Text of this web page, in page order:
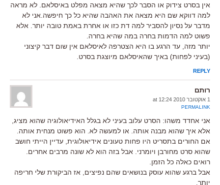
אין בסרט צידוק או הסבר לכך שהיא מצאה מפלט באיסלאם. לא מראה
למה דווקא שם היא מצאה את האהבה שהיא כל כך חיפשה.אני לא
מדבר על נסיון להסביר למה דת כזו או אחרת באמת טובה יותר. אלא
פשוט למה הדמות בחרה במה שהיא בחרה.
יותר מזה, עד הרגע בו היא הצטרפה לאיסלאם אין שום דבר קיצוני
(בעיני לפחות) באיך שהאיסלאם מיוצגת בסרט.
REPLY
רותם
1 אוקטובר 2010 at 12:24
PERMALINK
אני אחדד משהו: הסרט עלוב בעיני לא בגלל האידיאולוגיה שהוא מציג,
אלא איך שהוא מבנה אותה. או למעשה לא. הוא פשוט מנחית אותה.
אם החורים בתסריט היו פחות טעונים אידיאולוגית, עדיין הייתי חושב
שהוא סרט מחורבן ויומרני. אבל בזה הוא לא שונה מרבים אחרים.
רואים כאלה כל הזמן.
אבל ברגע שהוא עוסק בנושאים שהם נפיצים, אז הביקורת שלי חריפה
יותר.